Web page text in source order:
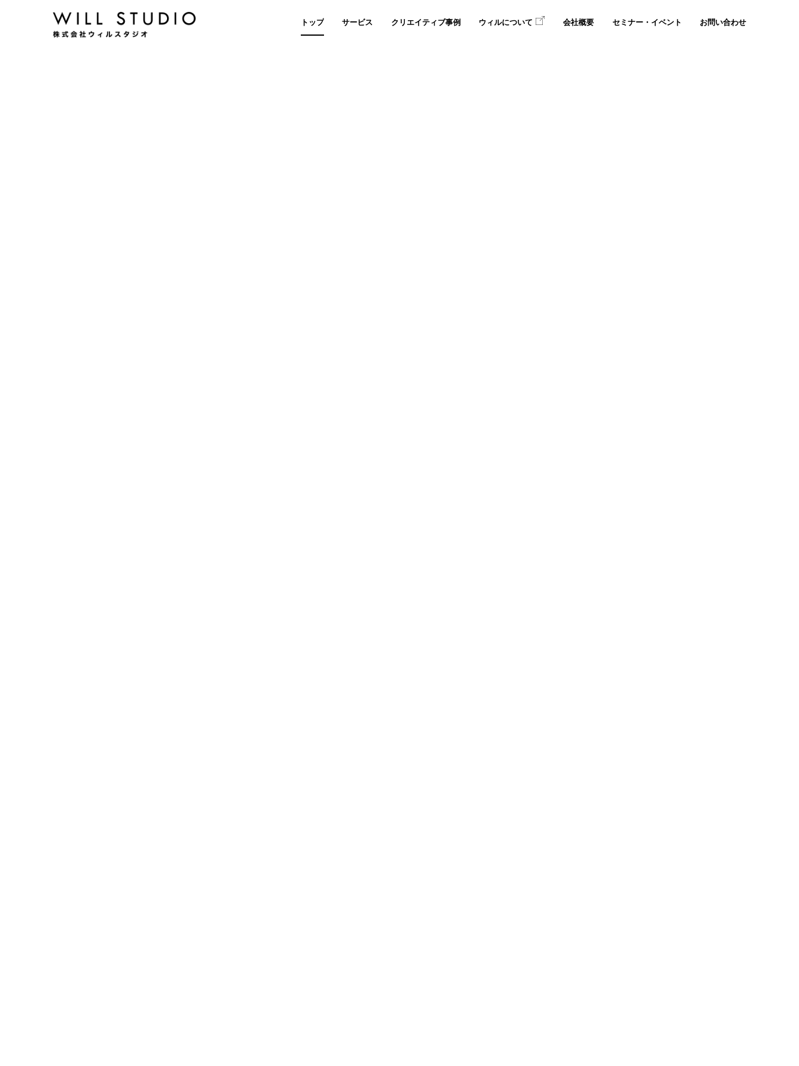
トップ サービス クリエイティブ事例 ウィルについて 会社概要 セミナー・イベント お問い合わせ